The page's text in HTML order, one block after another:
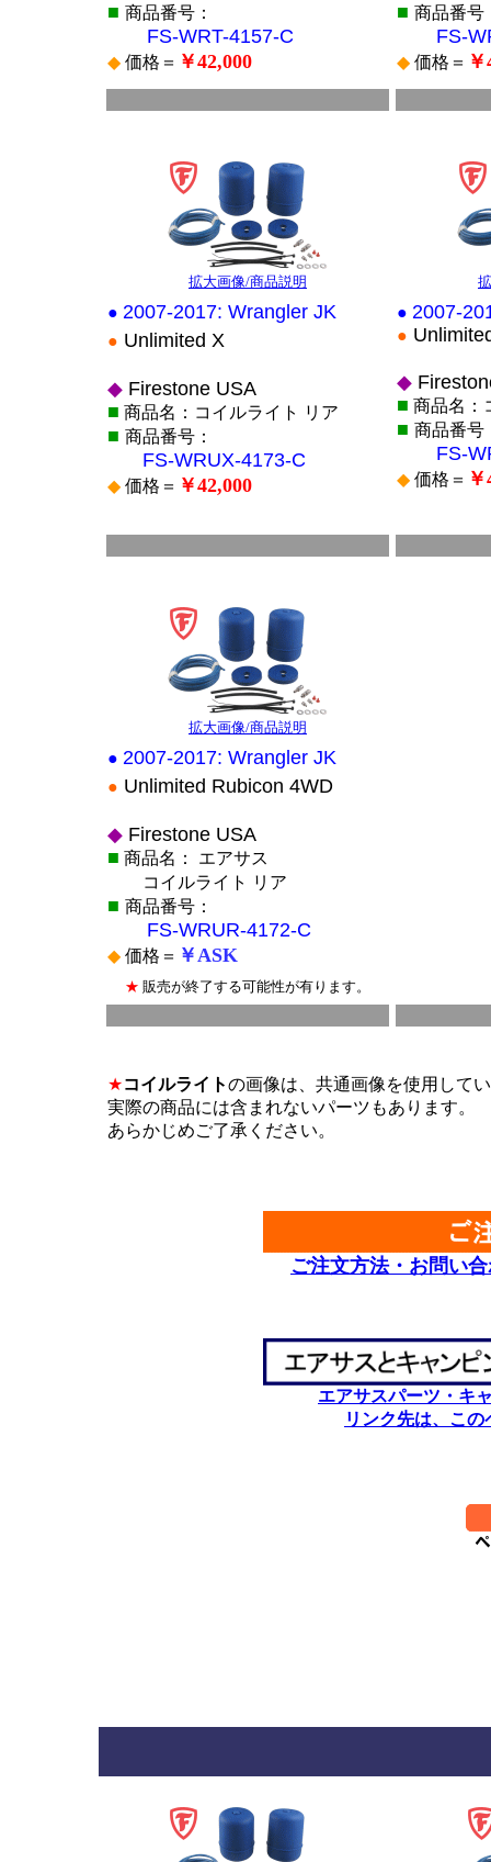
■ 商品番号：
FS-WRT-4157-C
◆ 価格＝ ￥42,000
■ 商品番号
FS-
◆ 価格＝
拡大画像/商品説明
● 2007-2017: Wrangler JK
● Unlimited X
◆ Firestone USA
■ 商品名：コイルライト リア
■ 商品番号：
FS-WRUX-4173-C
◆ 価格＝ ￥42,000
● 2007-
●
◆
■ 商品名：
■ 商品番号
FS-
◆ 価格＝
拡大画像/商品説明
● 2007-2017: Wrangler JK
● Unlimited Rubicon 4WD
◆ Firestone USA
■ 商品名： エアサス
コイルライト リア
■ 商品番号：
FS-WRUR-4172-C
◆ 価格＝ ￥ASK
★ 販売が終了する可能性が有ります。
★コイルライトの画像は、共通画像を使用して
実際の商品には含まれないパーツもあります。
あらかじめご了承ください。
ご注文方法・お問い
エアサスパーツ・キ
リンク先は、こ